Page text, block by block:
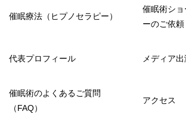
催眠療法（ヒプノセラピー）
催眠術ショ
ーのご依頼
代表プロフィール メディア
催眠術のよくあるご質問
（FAQ）
アクセス